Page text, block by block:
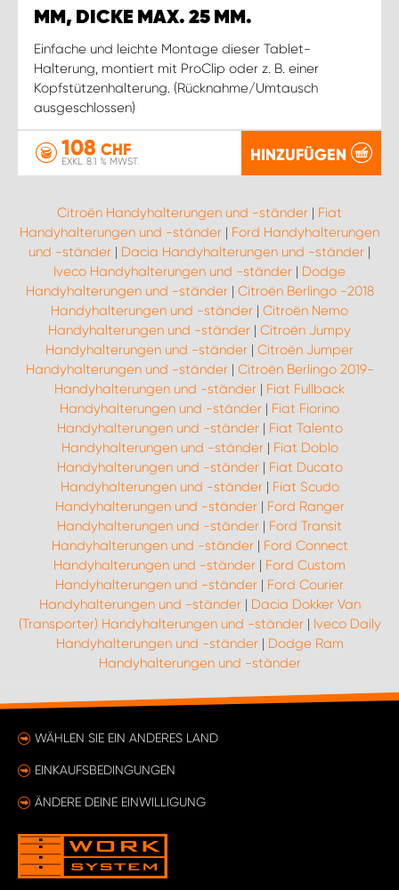
MM, DICKE MAX. 25 MM.
Einfache und leichte Montage dieser Tablet-
Halterung, montiert mit ProClip oder z. B. einer
Kopfstützenhalterung. (Rücknahme/Umtausch
ausgeschlossen)
108 CHF
EXKL. 8.1 % MWST. HINZUFÜGEN
Citroën Handyhalterungen und -ständer | Fiat
Handyhalterungen und -ständer | Ford Handyhalterungen
und -ständer | Dacia Handyhalterungen und -ständer |
Iveco Handyhalterungen und -ständer | Dodge
Handyhalterungen und -ständer| Citroën Berlingo -2018
Handyhalterungen und -ständer | Citroën Nemo
Handyhalterungen und -ständer | Citroën Jumpy
Handyhalterungen und -ständer | Citroën Jumper
Handyhalterungen und -ständer| Citroën Berlingo 2019-
Handyhalterungen und -ständer | Fiat Fullback
Handyhalterungen und -ständer | Fiat Fiorino
Handyhalterungen und -ständer| Fiat Talento
Handyhalterungen und -ständer| Fiat Doblo
Handyhalterungen und -ständer| Fiat Ducato
Handyhalterungen und -ständer| Fiat Scudo
Handyhalterungen und -ständer| Ford Ranger
Handyhalterungen und -ständer | Ford Transit
Handyhalterungen und -ständer| Ford Connect
Handyhalterungen und -ständer | Ford Custom
Handyhalterungen und -ständer | Ford Courier
Handyhalterungen und -ständer| Dacia Dokker Van
(Transporter) Handyhalterungen und -ständer| Iveco Daily
Handyhalterungen und -ständer| Dodge Ram
Handyhalterungen und -ständer
WÄHLEN SIE EIN ANDERES LAND
EINKAUFSBEDINGUNGEN
ÄNDERE DEINE EINWILLIGUNG